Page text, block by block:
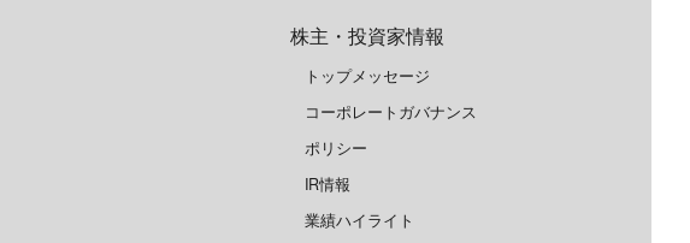
株主・投資家情報
トップメッセージ
コーポレートガバナンス
ポリシー
IR情報
業績ハイライト